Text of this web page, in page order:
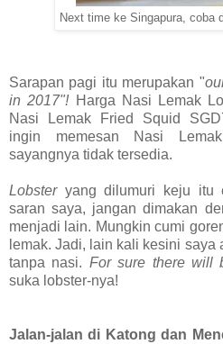
Next time ke Singapura, coba
Sarapan pagi itu merupakan "
in 2017"!Harga Nasi Lemak
Nasi Lemak Fried Squid
ingin memesan Nasi
sayangnya tidak tersedia.
Lobsteryang dilumuri keju itu
saran saya, jangan dimakan
menjadi lain. Mungkin cumi
lemak. Jadi, lain kali kesini saya
tanpa nasi. For sure there will
suka lobster-nya!
Jalan-jalan di Katong dan